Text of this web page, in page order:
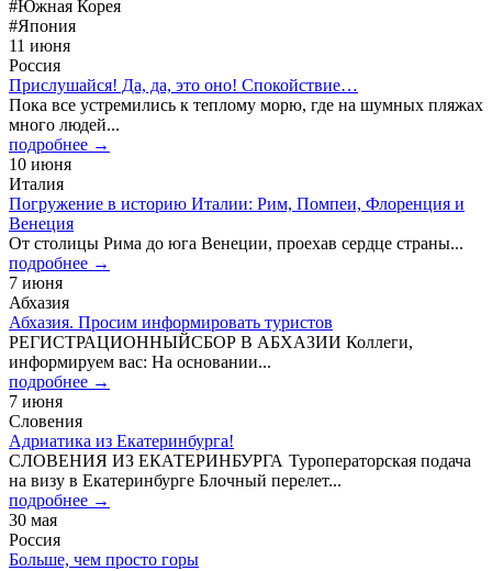
#Южная Корея
#Япония
11 июня
Россия
Прислушайся! Да, да, это оно! Спокойствие…
Пока все устремились к теплому морю, где на шумных пляжах
много людей...
подробнее →
10 июня
Италия
Погружение в историю Италии: Рим, Помпеи, Флоренция и
Венеция
От столицы Рима до юга Венеции, проехав сердце страны...
подробнее →
7 июня
Абхазия
Абхазия. Просим информировать туристов
РЕГИСТРАЦИОННЫЙСБОР В АБХАЗИИ Коллеги,
информируем вас: На основании...
подробнее →
7 июня
Словения
Адриатика из Екатеринбурга!
СЛОВЕНИЯ ИЗ ЕКАТЕРИНБУРГА Туроператорская подача
на визу в Екатеринбурге Блочный перелет...
подробнее →
30 мая
Россия
Больше, чем просто горы